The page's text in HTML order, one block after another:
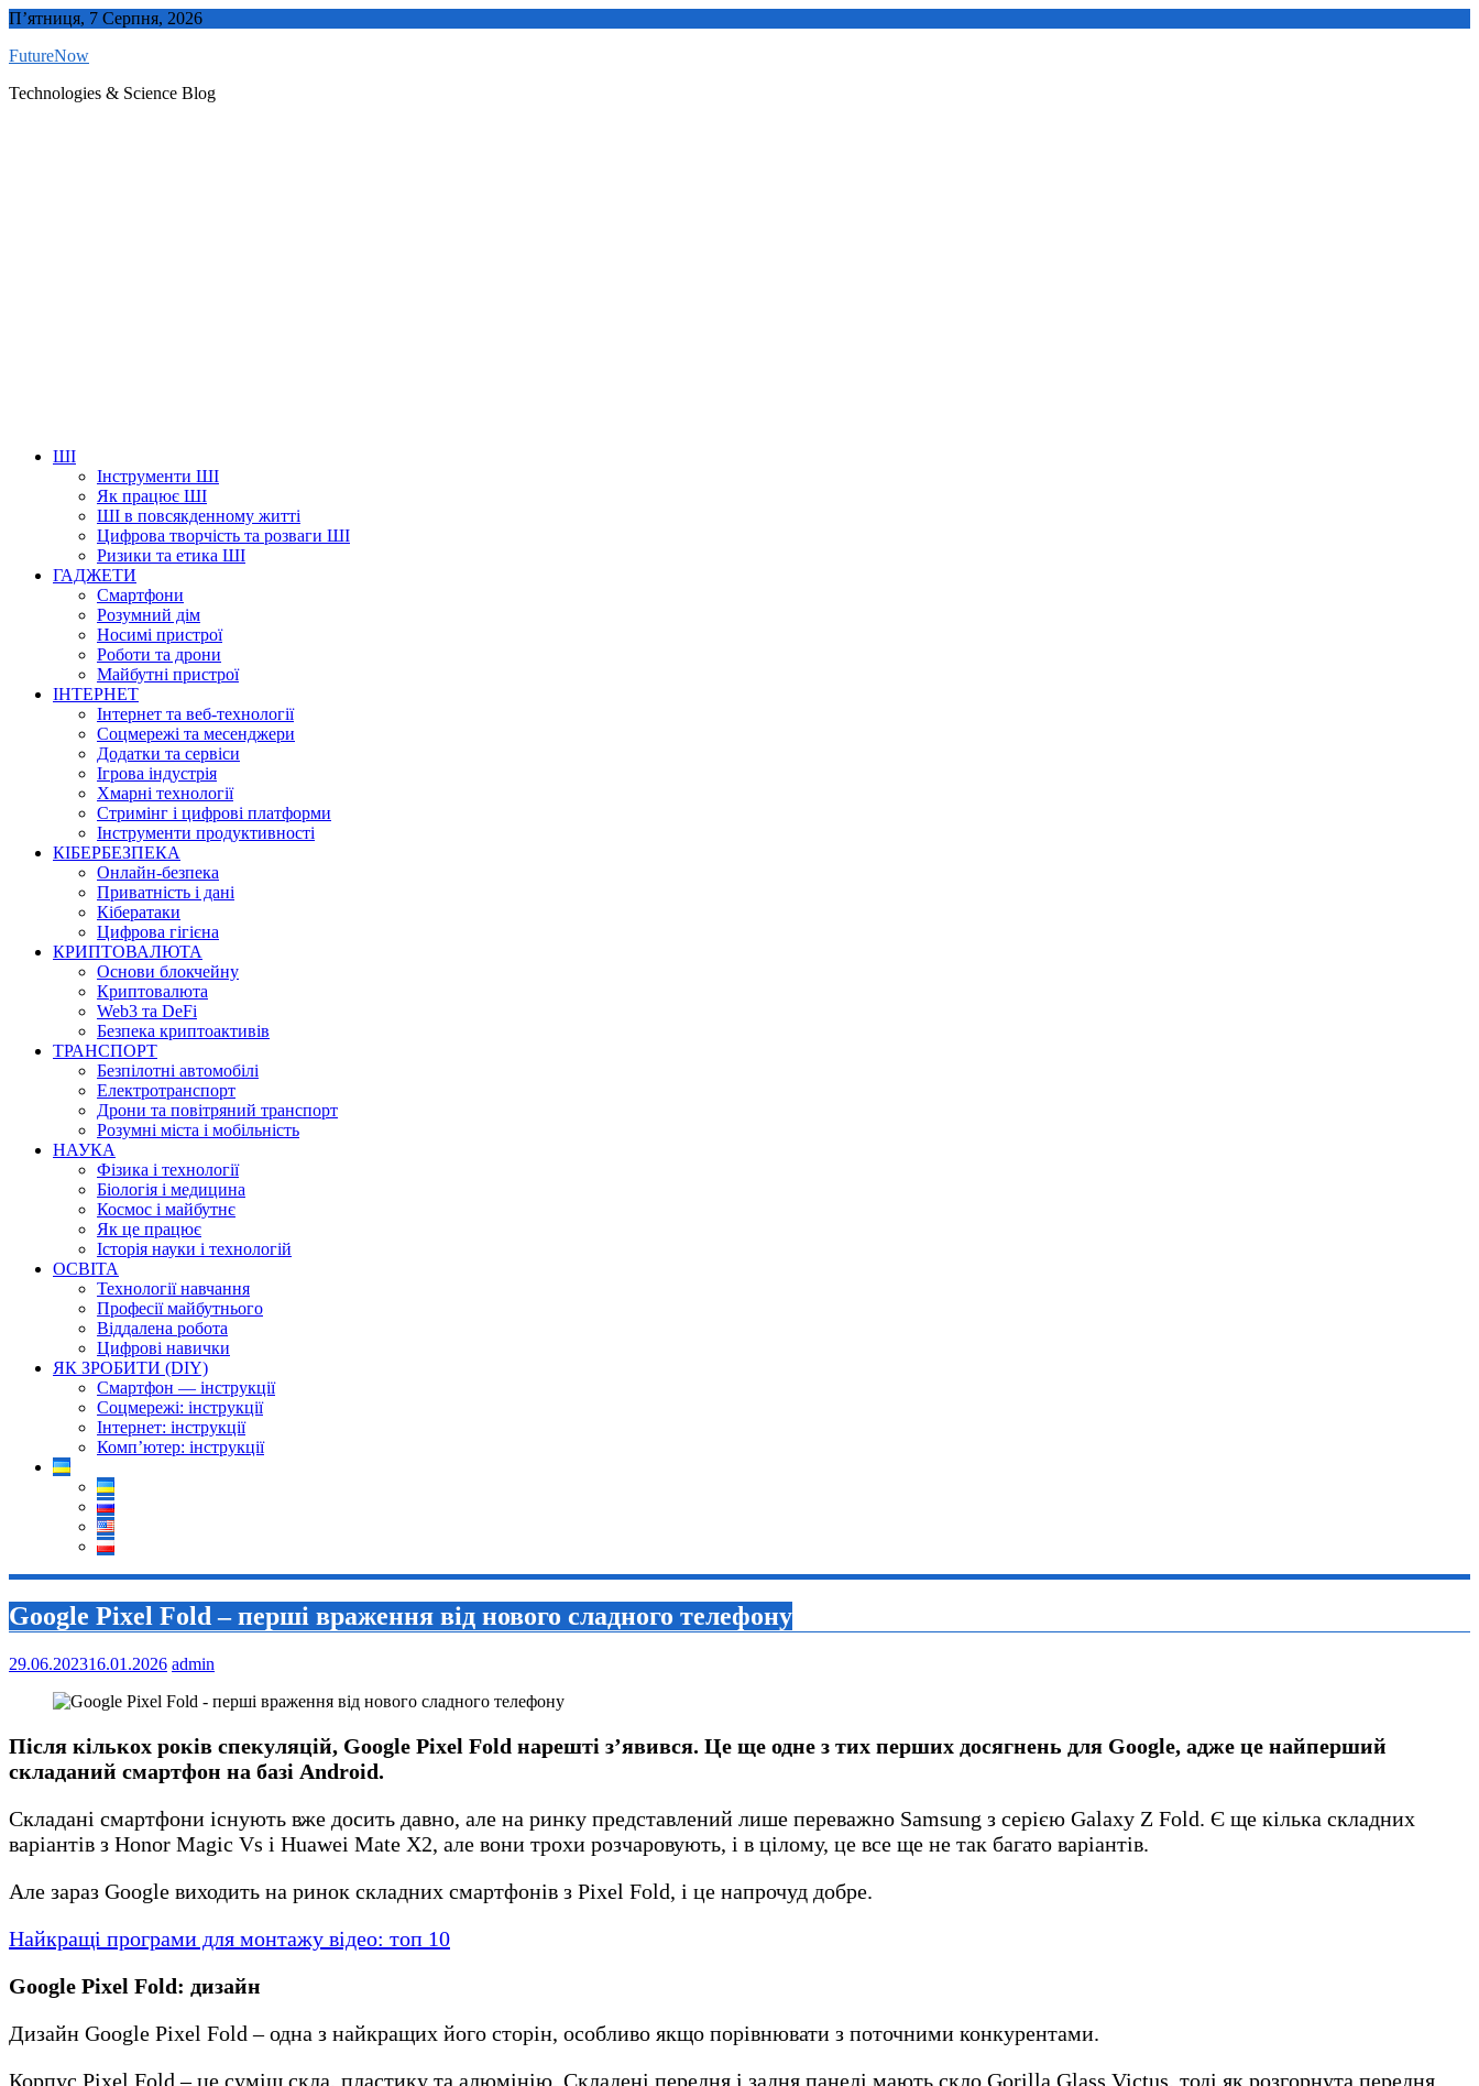
Skip
content
П’ятниця, 7 Серпня, 2026
FutureNow
Technologies & Science Blog
ШІ
Інструменти ШІ
Як працює ШІ
ШІ в повсякденному житті
Цифрова творчість та розваги ШІ
Ризики та етика ШІ
ГАДЖЕТИ
Смартфони
Розумний дім
Носимі пристрої
Роботи та дрони
Майбутні пристрої
ІНТЕРНЕТ
Інтернет та веб-технології
Соцмережі та месенджери
Додатки та сервіси
Ігрова індустрія
Хмарні технології
Стримінг і цифрові платформи
Інструменти продуктивності
КІБЕРБЕЗПЕКА
Онлайн-безпека
Приватність і дані
Кібератаки
Цифрова гігієна
КРИПТОВАЛЮТА
Основи блокчейну
Криптовалюта
Web3 та DeFi
Безпека криптоактивів
ТРАНСПОРТ
Безпілотні автомобілі
Електротранспорт
Дрони та повітряний транспорт
Розумні міста і мобільність
НАУКА
Фізика і технології
Біологія і медицина
Космос і майбутнє
Як це працює
Історія науки і технологій
ОСВІТА
Технології навчання
Професії майбутнього
Віддалена робота
Цифрові навички
ЯК ЗРОБИТИ (DIY)
Смартфон — інструкції
Соцмережі: інструкції
Інтернет: інструкції
Комп’ютер: інструкції
Google Pixel Fold – перші враження від нового сладного телефону
29.06.202316.01.2026 admin
Після кількох років спекуляцій, Google Pixel Fold нарешті з’явився. Це ще одне з тих перших досягнень для Google, адже це найперший
складаний смартфон на базі Android.
Складані смартфони існують вже досить давно, але на ринку представлений лише переважно Samsung з серією Galaxy Z Fold. Є ще кілька складних
варіантів з Honor Magic Vs і Huawei Mate X2, але вони трохи розчаровують, і в цілому, це все ще не так багато варіантів.
Але зараз Google виходить на ринок складних смартфонів з Pixel Fold, і це напрочуд добре.
Найкращі програми для монтажу відео: топ 10
Google Pixel Fold: дизайн
Дизайн Google Pixel Fold – одна з найкращих його сторін, особливо якщо порівнювати з поточними конкурентами.
Корпус Pixel Fold – це суміш скла, пластику та алюмінію. Складені передня і задня панелі мають скло Gorilla Glass Victus, тоді як розгорнута передня